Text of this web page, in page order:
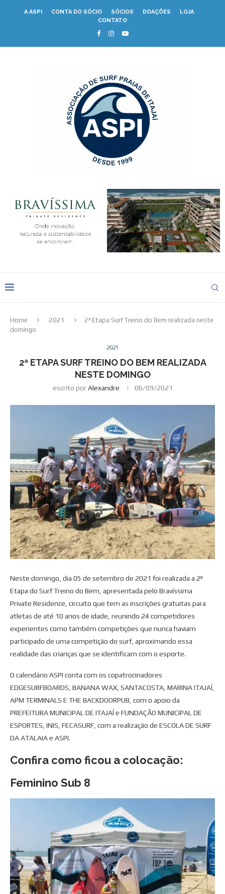
A ASPI CONTA DO SÓCIO SÓCIOS DOAÇÕES
LOJA
CONTATO
Home 2021
2ª Etapa Surf Treino do Bem realizada neste
domingo
2021
2ª ETAPA SURF TREINO DO BEM REALIZADA
NESTE DOMINGO
escrito porAlexandre 06/09/2021
Neste domingo, dia 05 de setembro de 2021 foi realizada a 2ª
Etapa do Surf Treino do Bem, apresentada pelo Bravíssima
Private Residence, circuito que tem as inscrições gratuitas para
atletas de até 10 anos de idade, reunindo 24 competidores
experientes como também competições que nunca haviam
participado de uma competição do surf, aproximando essa
realidade das crianças que se identificam com o esporte.
O calendário ASPI conta com os copatrocinadores
EDGESURFBOARDS, BANANA WAX, SANTACOSTA, MARINA ITAJAÍ,
APM TERMINALS E THE BACKDOORPUB, com o apoio da
PREFEITURA MUNICIPAL DE ITAJAÍ e FUNDAÇÃO MUNICIPAL DE
ESPORTES, INIS, FECASURF, com a realização de ESCOLA DE SURF
DA ATALAIA e ASPI.
Confira como ficou a colocação:
Feminino Sub 8